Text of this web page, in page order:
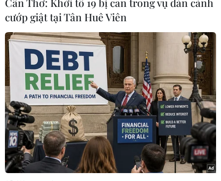
Trong một tuyên bố đưa ra trên Twitter mới
đây, đối tác quản lý Pure Flix, ông Michael Scott,
người đã có mặt tại nơi diễn ra chiến dịch giải
cứu đội bóng "Lợn rừng" tại hang Tham Luang,
tỉnh Chiang Rai, miền Bắc Thái Lan, cho hay
ông cùng vợ ông đang xem xét khả năng thực
hiện một dự án điện ảnh về câu chuyện này bởi
nó đã truyền cảm hứng cho hàng triệu người
trên toàn thế giới. Trong một đoạn clip được ghi
lại tại nơi diễn ra chiến dịch giải cứu, ông Scott
chia sẻ: "Tôi đã quá phấn khích. Câu chuyện này
rất có ý nghĩa với tôi khi mà tôi theo dõi chiến
dịch này tại Thái Lan."
cướp giật tại Tân Huê Viên